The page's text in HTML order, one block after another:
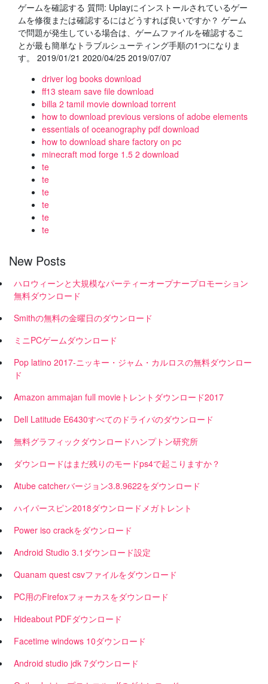
ゲームを確認する 質問: Uplayにインストールされているゲー
ムを修復または確認するにはどうすれば良いですか？ ゲーム
で問題が発生している場合は、ゲームファイルを確認するこ
とが最も簡単なトラブルシューティング手順の1つになりま
す。 2019/01/21 2020/04/25 2019/07/07
driver log books download
ff13 steam save file download
billa 2 tamil movie download torrent
how to download previous versions of adobe elements
essentials of oceanography pdf download
how to download share factory on pc
minecraft mod forge 1.5 2 download
te
te
te
te
te
te
New Posts
ハロウィーンと大規模なパーティーオープナープロモーション
無料ダウンロード
Smithの無料の金曜日のダウンロード
ミニPCゲームダウンロード
Pop latino 2017-ニッキー・ジャム・カルロスの無料ダウンロー
ド
Amazon ammajan full movieトレントダウンロード2017
Dell Latitude E6430すべてのドライバのダウンロード
無料グラフィックダウンロードハンプトン研究所
ダウンロードはまだ残りのモードps4で起こりますか？
Atube catcherバージョン3.8.9622をダウンロード
ハイパースピン2018ダウンロードメガトレント
Power iso crackをダウンロード
Android Studio 3.1ダウンロード設定
Quanam quest csvファイルをダウンロード
PC用のFirefoxフォーカスをダウンロード
Hideabout PDFダウンロード
Facetime windows 10ダウンロード
Android studio jdk 7ダウンロード